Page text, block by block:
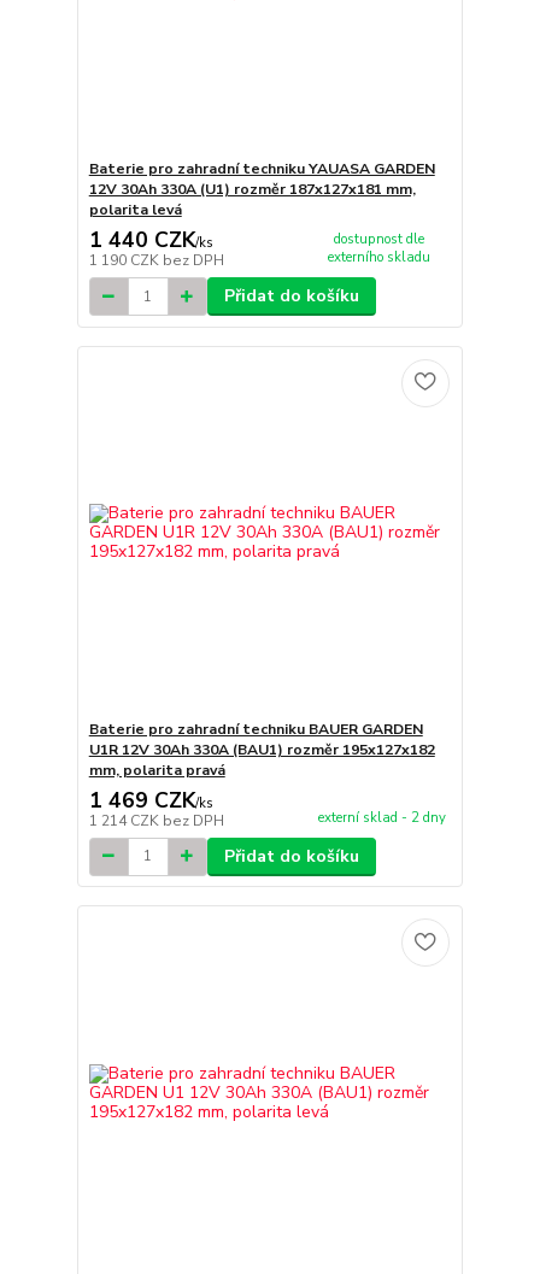
Baterie pro zahradní techniku YAUASA GARDEN
12V 30Ah 330A (U1) rozměr 187x127x181 mm,
polarita levá
1 440 CZK/ks
1 190 CZK bez DPH
dostupnost dle
externího skladu
Přidat do košíku
Baterie pro zahradní techniku BAUER GARDEN
U1R 12V 30Ah 330A (BAU1) rozměr 195x127x182
mm, polarita pravá
1 469 CZK/ks
1 214 CZK bez DPH externí sklad - 2 dny
Přidat do košíku